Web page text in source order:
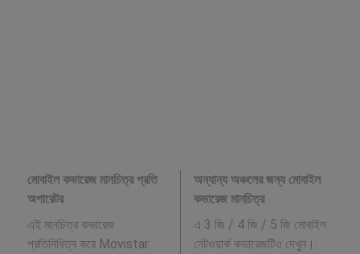
মোবাইল কভারেজ মানচিত্র প্রতি
অপারেটর
এই মানচিত্র কভারেজ
প্রতিনিধিত্ব করে Movistar
অন্যান্য অঞ্চলের জন্য মোবাইল
কভারেজ মানচিত্র
এ 3 জি / 4 জি / 5 জি মোবাইল
নেটওয়ার্ক কভারেজটিও দেখুন।: